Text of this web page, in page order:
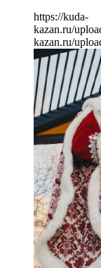
https://kuda-
kazan.ru/
kazan.ru/